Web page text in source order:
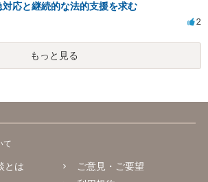
対応と継続的な法的支援を求む
2
もっと見る
て
とは
ご意見・ご要望